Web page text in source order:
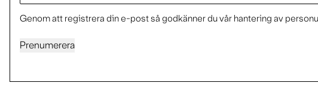
Genom att registrera din e-post så godkänner du vår hantering av
Prenumerera